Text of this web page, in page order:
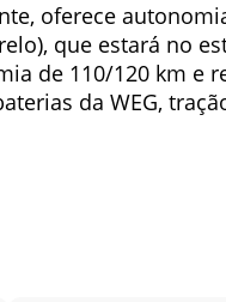
oferece
que estará no
de 110/120 km e
da WEG,